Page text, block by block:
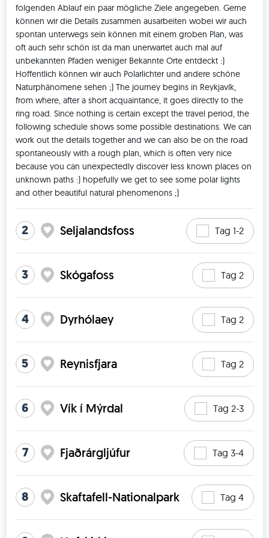
mentioned period. Depending on the wishes of all, we could
also adjust the duration of the trip between 1.5 and 3.5
weeks. Local costs for accommodation, transportation and
activities should be around 1500 € depending on the
duration of the trip. The costs indicated per TripMate are
approximately the costs necessary for the campervan for a
stay of 13 nights. If the rental cost is less than the indicated
price, it will be used for fuel costs. If the costs are higher due
to longer travel time or additional insurances I am sure we
will find a way to get eaven. I am looking forward to your
news and an unforgettable time in Iceland :) Tim
folgenden Ablauf ein paar mögliche Ziele angegeben. Gerne
können wir die Details zusammen ausarbeiten wobei wir auch
spontan unterwegs sein können mit einem groben Plan, was
oft auch sehr schön ist da man unerwartet auch mal auf
unbekannten Pfaden weniger Bekannte Orte entdeckt :)
Hoffentlich können wir auch Polarlichter und andere schöne
Naturphänomene sehen ;) The journey begins in Reykjavík,
from where, after a short acquaintance, it goes directly to the
ring road. Since nothing is certain except the travel period, the
following schedule shows some possible destinations. We can
work out the details together and we can also be on the road
spontaneously with a rough plan, which is often very nice
because you can unexpectedly discover less known places on
unknown paths :) hopefully we get to see some polar lights
and other beautiful natural phenomenons ;)
2 Seljalandsfoss Tag 1-2
3 Skógafoss Tag 2
4 Dyrhólaey Tag 2
5 Reynisfjara Tag 2
6 Vík í Mýrdal Tag 2-3
7 Fjaðrárgljúfur Tag 3-4
8 Skaftafell-Nationalpark Tag 4